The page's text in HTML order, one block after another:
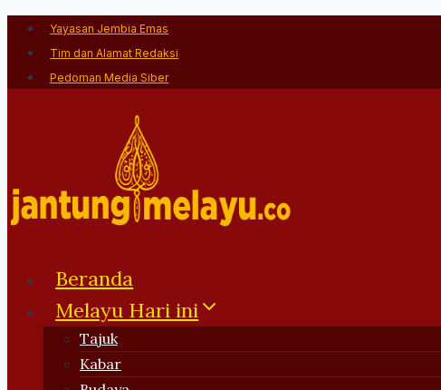
Skip
content
Yayasan Jembia Emas
Tim dan Alamat Redaksi
Pedoman Media Siber
Beranda
Melayu Hari ini
Tajuk
Kabar